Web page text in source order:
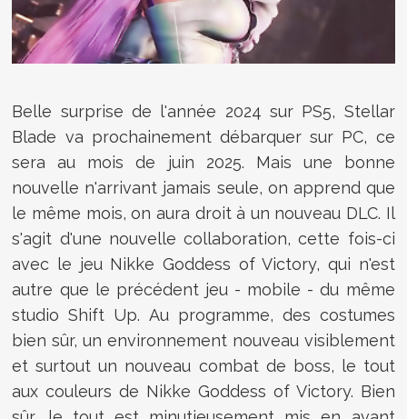
Belle surprise de l'année 2024 sur PS5, Stellar
Blade va prochainement débarquer sur PC, ce
sera au mois de juin 2025. Mais une bonne
nouvelle n'arrivant jamais seule, on apprend que
le même mois, on aura droit à un nouveau DLC. Il
s'agit d'une nouvelle collaboration, cette fois-ci
avec le jeu Nikke Goddess of Victory, qui n'est
autre que le précédent jeu - mobile - du même
studio Shift Up. Au programme, des costumes
bien sûr, un environnement nouveau visiblement
et surtout un nouveau combat de boss, le tout
aux couleurs de Nikke Goddess of Victory. Bien